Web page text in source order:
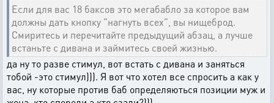
Если для вас 18 баксов это мегабабло за которое вам
должны дать кнопку "нагнуть всех", вы нищеброд.
Смиритесь и перечитайте предыдущий абзац, а лучше
встаньте с дивана и займитесь своей жизнью.
да ну то разве стимул, вот встать с дивана и заняться
тобой -это стимул))). Я вот что хотел все спросить а как у
вас, ну которые против баб определяються позиции муж и